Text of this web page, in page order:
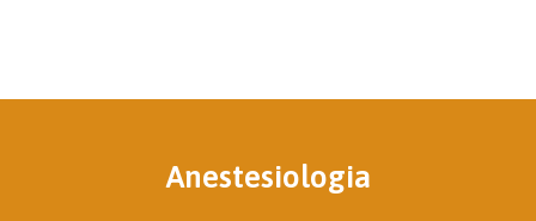
Anestesiologia